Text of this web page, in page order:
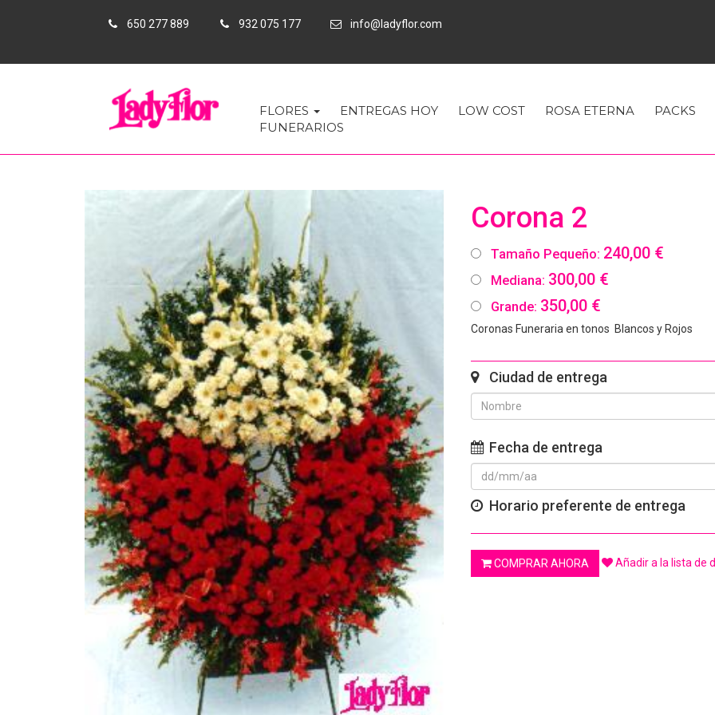
650 277 889 932 075 177 info@ladyflor.com
FLORES ENTREGAS HOY LOW COST ROSA ETERNA PACKS
FUNERARIOS
Corona 2
Tamaño Pequeño: 240,00 €
Mediana: 300,00 €
Grande: 350,00 €
Coronas Funeraria en tonos Blancos y Rojos
Ciudad de entrega
Fecha de entrega
Horario preferente de entrega
COMPRAR AHORA Añadir a la lista de